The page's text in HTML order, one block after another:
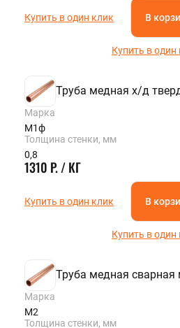
Купить в один клик В
Купить в один
Труба медная х/д
Марка
М1ф
Толщина стенки, мм
0,8
1310 Р. / КГ
Купить в один клик В
Купить в один
Труба медная сварная
Марка
М2
Толщина стенки, мм